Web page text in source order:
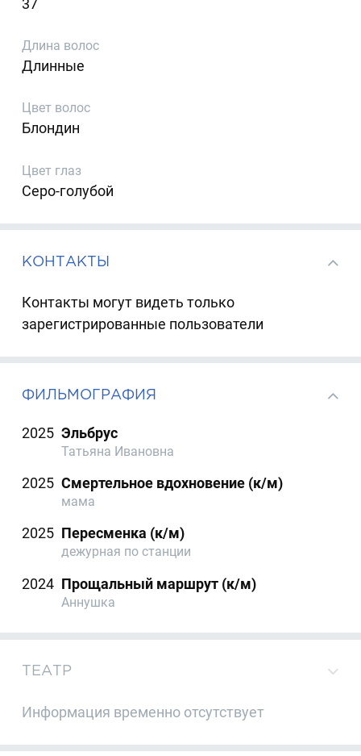
37
Длина волос
Длинные
Цвет волос
Блондин
Цвет глаз
Серо-голубой
КОНТАКТЫ
Контакты могут видеть только
зарегистрированные пользователи
ФИЛЬМОГРАФИЯ
2025 Эльбрус
Татьяна Ивановна
2025 Смертельное вдохновение (к/м)
мама
2025 Пересменка (к/м)
дежурная по станции
2024 Прощальный маршрут (к/м)
Аннушка
ТЕАТР
Информация временно отсутствует